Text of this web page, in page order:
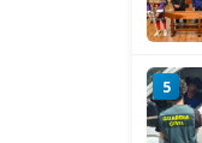
5